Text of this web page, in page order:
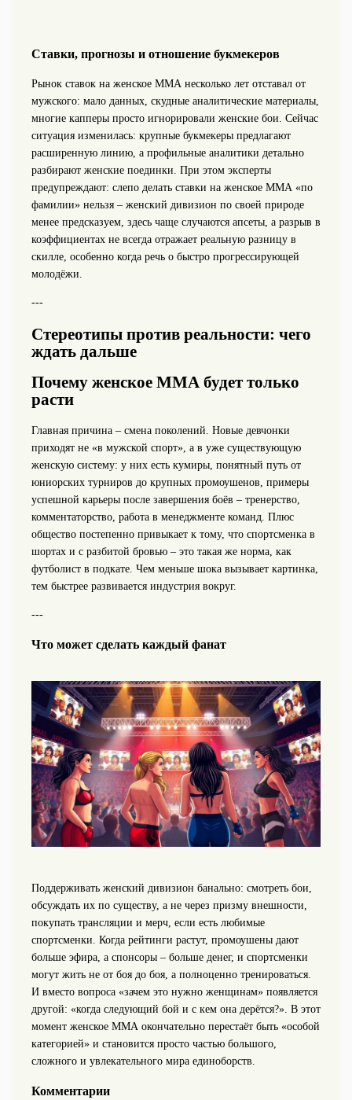
Ставки, прогнозы и отношение букмекеров
Рынок ставок на женское ММА несколько лет отставал от
мужского: мало данных, скудные аналитические материалы,
многие капперы просто игнорировали женские бои. Сейчас
ситуация изменилась: крупные букмекеры предлагают
расширенную линию, а профильные аналитики детально
разбирают женские поединки. При этом эксперты
предупреждают: слепо делать ставки на женское ММА «по
фамилии» нельзя – женский дивизион по своей природе
менее предсказуем, здесь чаще случаются апсеты, а разрыв в
коэффициентах не всегда отражает реальную разницу в
скилле, особенно когда речь о быстро прогрессирующей
молодёжи.
---
Стереотипы против реальности: чего
ждать дальше
Почему женское ММА будет только
расти
Главная причина – смена поколений. Новые девчонки
приходят не «в мужской спорт», а в уже существующую
женскую систему: у них есть кумиры, понятный путь от
юниорских турниров до крупных промоушенов, примеры
успешной карьеры после завершения боёв – тренерство,
комментаторство, работа в менеджменте команд. Плюс
общество постепенно привыкает к тому, что спортсменка в
шортах и с разбитой бровью – это такая же норма, как
футболист в подкате. Чем меньше шока вызывает картинка,
тем быстрее развивается индустрия вокруг.
---
Что может сделать каждый фанат
Поддерживать женский дивизион банально: смотреть бои,
обсуждать их по существу, а не через призму внешности,
покупать трансляции и мерч, если есть любимые
спортсменки. Когда рейтинги растут, промоушены дают
больше эфира, а спонсоры – больше денег, и спортсменки
могут жить не от боя до боя, а полноценно тренироваться.
И вместо вопроса «зачем это нужно женщинам» появляется
другой: «когда следующий бой и с кем она дерётся?». В этот
момент женское ММА окончательно перестаёт быть «особой
категорией» и становится просто частью большого,
сложного и увлекательного мира единоборств.
Комментарии